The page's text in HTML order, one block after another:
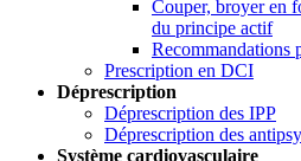
Couper, broyer en
du principe actif
Recommandations
Prescription en DCI
Déprescription
Déprescription des IPP
Déprescription des
Système cardiovasculaire